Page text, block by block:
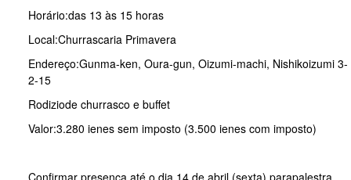
Horário:das 13 às 15 horas
Local:Churrascaria Primavera
Endereço:Gunma-ken, Oura-gun, Oizumi-machi, Nishikoizumi 3-
2-15
Rodiziode churrasco e buffet
Valor:3.280 ienes sem imposto (3.500 ienes com imposto)